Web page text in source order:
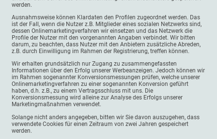
werden.
Ausnahmsweise können Klardaten den Profilen zugeordnet werden. Das
ist der Fall, wenn die Nutzer z.B. Mitglieder eines sozialen Netzwerks sind,
dessen Onlinemarketingverfahren wir einsetzen und das Netzwerk die
Profile der Nutzer mit den vorgenannten Angaben verbindet. Wir bitten
darum, zu beachten, dass Nutzer mit den Anbietern zusätzliche Abreden,
z.B. durch Einwilligung im Rahmen der Registrierung, treffen können.
Wir erhalten grundsätzlich nur Zugang zu zusammengefassten
Informationen über den Erfolg unserer Werbeanzeigen. Jedoch können wir
im Rahmen sogenannter Konversionsmessungen prüfen, welche unserer
Onlinemarketingverfahren zu einer sogenannten Konversion geführt
haben, d.h. z.B., zu einem Vertragsschluss mit uns. Die
Konversionsmessung wird alleine zur Analyse des Erfolgs unserer
Marketingmaßnahmen verwendet.
Solange nicht anders angegeben, bitten wir Sie davon auszugehen, dass
verwendete Cookies für einen Zeitraum von zwei Jahren gespeichert
werden.